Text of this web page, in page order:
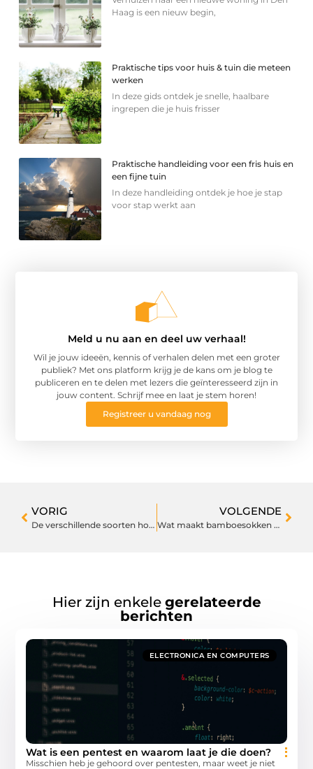
Haag is een nieuw begin,
Praktische tips voor huis & tuin die meteen
werken
In deze gids ontdek je snelle, haalbare
ingrepen die je huis frisser
Praktische handleiding voor een fris huis en
een fijne tuin
In deze handleiding ontdek je hoe je stap
voor stap werkt aan
Meld u nu aan en deel uw verhaal!
Wil je jouw ideeën, kennis of verhalen delen met een groter
publiek? Met ons platform krijg je de kans om je blog te
publiceren en te delen met lezers die geïnteresseerd zijn in
jouw content. Schrijf mee en laat je stem horen!
Registreer u vandaag nog
VORIG
De verschillende soorten houtbewerkingsmachines die je moet kennen
VOLGENDE
Wat maakt bamboesokken anders dan andere sokken?
Hier zijn enkele gerelateerde
berichten
ELECTRONICA EN COMPUTERS
Wat is een pentest en waarom laat je die doen?
Misschien heb je gehoord over pentesten, maar weet je niet